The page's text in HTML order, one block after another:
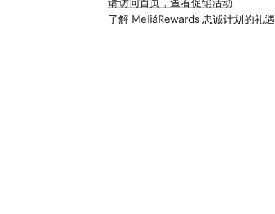
了解 MeliáRewards 忠诚计划的礼遇